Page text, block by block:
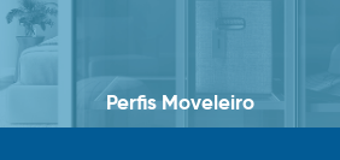
Perfis Moveleiro